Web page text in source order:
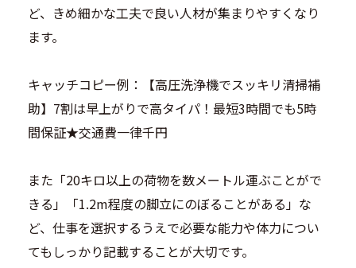
ど、きめ細かな工夫で良い人材が集まりやすくなり
ます。
キャッチコピー例：【高圧洗浄機でスッキリ清掃補
助】7割は早上がりで高タイパ！最短3時間でも5時
間保証★交通費一律千円
また「20キロ以上の荷物を数メートル運ぶことがで
きる」「1.2m程度の脚立にのぼることがある」な
ど、仕事を選択するうえで必要な能力や体力につい
てもしっかり記載することが大切です。